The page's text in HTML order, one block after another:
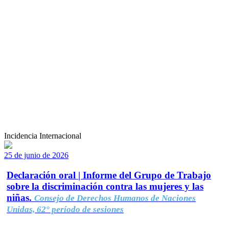
Incidencia Internacional
25 de junio de 2026
Declaración oral | Informe del Grupo de Trabajo
sobre la discriminación contra las mujeres y las
niñas. Consejo de Derechos Humanos de Naciones
Unidas, 62° período de sesiones